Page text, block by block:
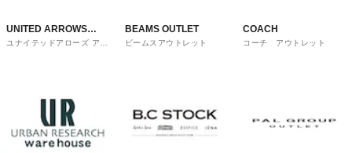
UNITED ARROWS
OUTLET
ユナイテッドアローズ アウ
BEAMS OUTLET
ビームスアウトレット
COACH
コーチ アウトレット